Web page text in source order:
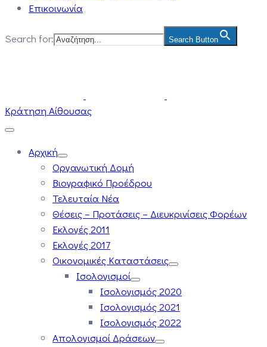
Επικοινωνία
Search for: Search Button
Κράτηση Αίθουσας
Αρχική
Οργανωτική Δομή
Βιογραφικό Προέδρου
Τελευταία Νέα
Θέσεις – Προτάσεις – Διευκρινίσεις Φορέων
Εκλογές 2011
Εκλογές 2017
Οικονομικές Καταστάσεις
Ισολογισμοί
Ισολογισμός 2020
Ισολογισμός 2021
Ισολογισμός 2022
Απολογισμοί Δράσεων